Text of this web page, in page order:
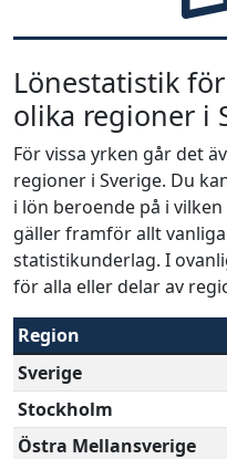
Lönestatistik
olika regioner i
För vissa yrken går det
regioner i Sverige. Du
i lön beroende på i
gäller framför allt
statistikunderlag. I
för alla eller delar av
Region
Sverige
Stockholm
Östra Mellansverige